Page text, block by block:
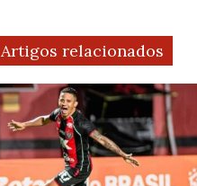
Artigos relacionados